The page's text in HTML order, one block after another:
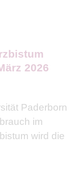
Raum zuvor
finden Sie
2026
Paderborn
im
wird die